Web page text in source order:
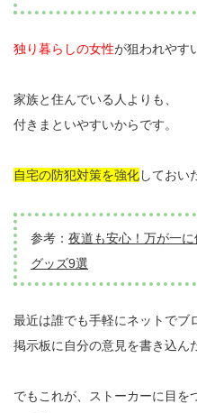
独り暮らしの女性が狙われやす
家族と住んでいる人よりも、
付きまといやすいからです。
自宅の防犯対策を強化しておい
参考： 夜道も安心！万が一
グッズ9選
最近は誰でも手軽にネットでブ
掲示板に自分の意見を書き込ん
でもこれが、ストーカーに目を